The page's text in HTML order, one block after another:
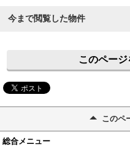
今まで閲覧した物件
このペー
このペ
総合メニュー